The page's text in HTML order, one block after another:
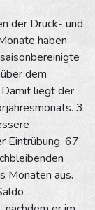
der Druck- und
haben
dem
liegt der
3
Eintrübung. 67
Monaten aus.